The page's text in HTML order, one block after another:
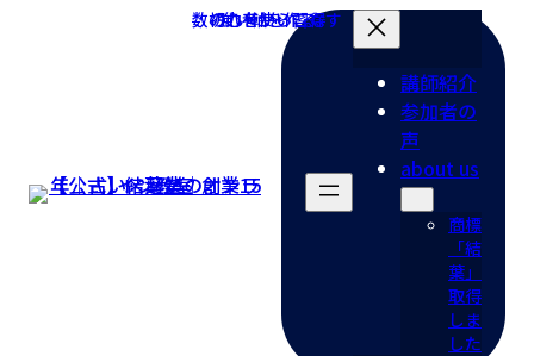
講師紹介
参加者の
声
about us
商標
「結
葉」
取得
しま
した